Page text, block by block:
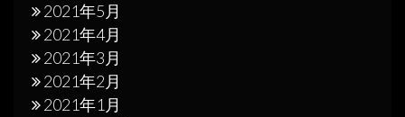
2021年5月
2021年4月
2021年3月
2021年2月
2021年1月